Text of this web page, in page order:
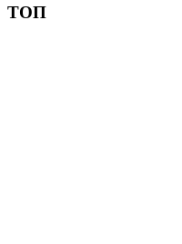
ТОП